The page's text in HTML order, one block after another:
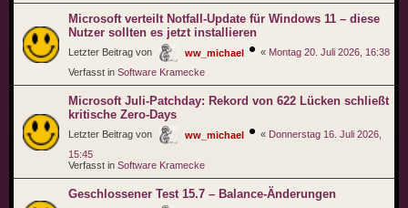
Microsoft verteilt Notfall-Update für Windows 11 – diese
Nutzer sollten es jetzt installieren
Letzter Beitrag von ww_michael « Montag 20. Juli 2026, 16:38
Verfasst in Software Kramecke
Microsoft Juli-Patchday: Rekord von 622 Lücken schließt
kritische Zero-Days
Letzter Beitrag von ww_michael « Donnerstag 16. Juli 2026,
15:45
Verfasst in Software Kramecke
Geschlossener Test 15.7 – Balance-Änderungen